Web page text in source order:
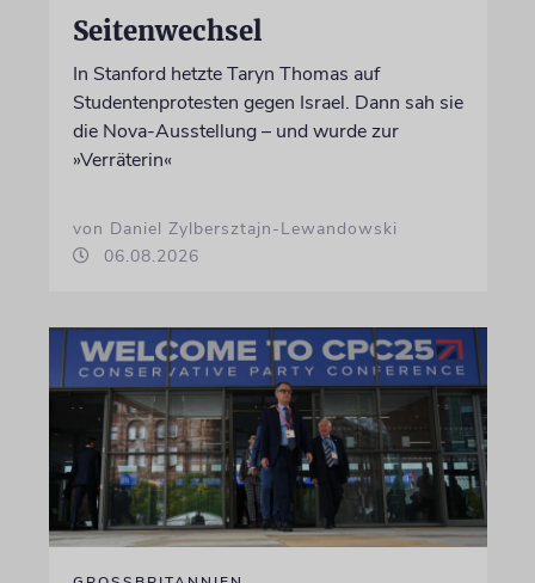
Seitenwechsel
In Stanford hetzte Taryn Thomas auf
Studentenprotesten gegen Israel. Dann sah sie
die Nova-Ausstellung – und wurde zur
»Verräterin«
von Daniel Zylbersztajn-Lewandowski
06.08.2026